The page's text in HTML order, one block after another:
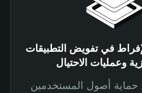
في تفويض التطبيقات
وعمليات الاحتيال
حماية أصول المستخدمين